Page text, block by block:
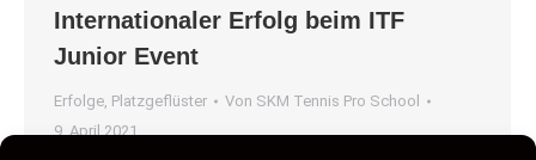
Internationaler Erfolg beim ITF
Junior Event
Erfolge, Platzgeflüster Von SKM Tennis Pro School
9. April 2021